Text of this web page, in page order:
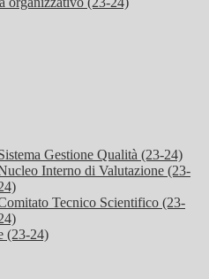
Gestione Qualità (23-24)
Interno di Valutazione (23-
Tecnico Scientifico (23-
(23-24)